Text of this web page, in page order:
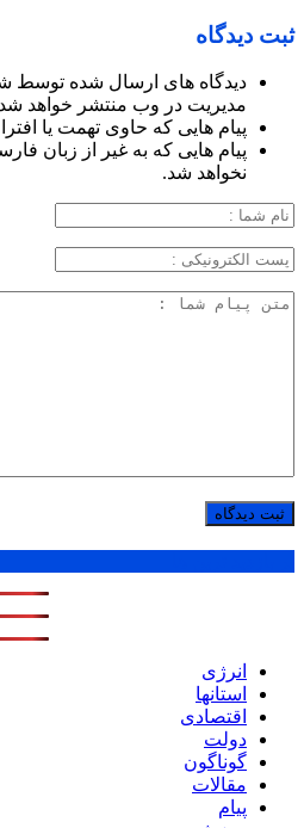
ثبت دیدگاه
دیدگاه های ارسال شده توسط
مدیریت در وب منتشر خواهد
پیام هایی که حاوی تهمت یا
پیام هایی که به غیر از زبان
نخواهد شد.
انرژی
استانها
اقتصادی
دولت
گوناگون
مقالات
پیام